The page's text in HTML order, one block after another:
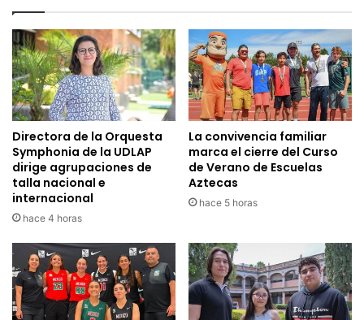
Directora de la Orquesta
Symphonia de la UDLAP
dirige agrupaciones de
talla nacional e
internacional
hace 4 horas
La convivencia familiar
marca el cierre del Curso
de Verano de Escuelas
Aztecas
hace 5 horas